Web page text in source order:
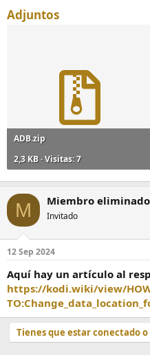
Adjuntos
ADB.zip
2,3 KB · Visitas: 7
M Miembro eliminado
Invitado
12 Sep 2024
Aquí hay un artículo al
https://kodi.wiki/view/
Tienes que estar conectado